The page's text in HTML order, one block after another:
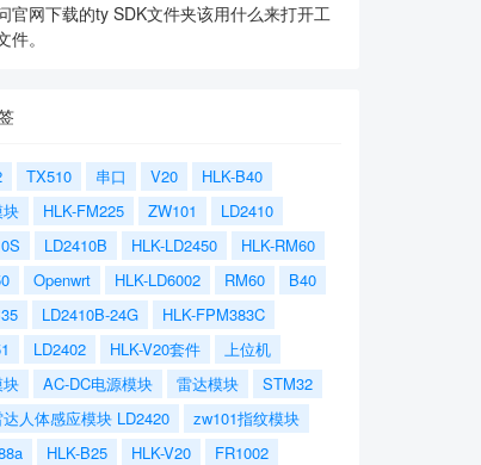
官网下载的ty SDK文件夹该用什么来打开工
件。
TX510 串口 V20
HLK-B40
HLK-FM225 ZW101
LD2410
LD2410B HLK-LD2450
HLK-RM60
Openwrt HLK-LD6002 RM60
B40
LD2410B-24G
HLK-FPM383C
LD2402 HLK-V20套件
上位机
AC-DC电源模块 雷达模块
STM32
人体感应模块 LD2420
zw101指纹模块
HLK-B25 HLK-V20
FR1002